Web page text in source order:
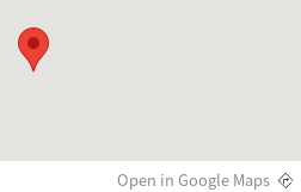
Open in Google Maps